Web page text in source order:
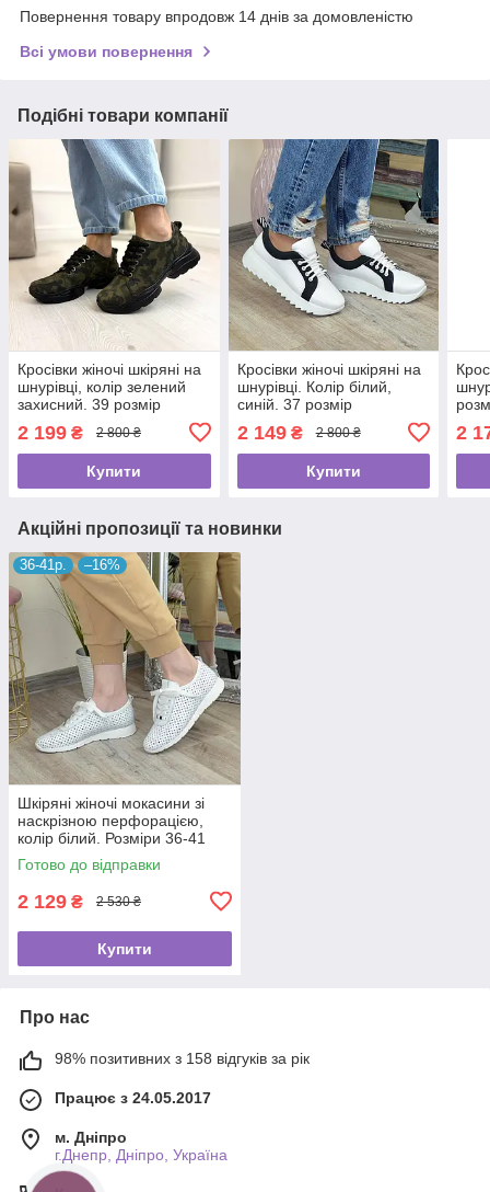
Повернення товару впродовж 14 днів за домовленістю
Всі умови повернення
Подібні товари компанії
Кросівки жіночі шкіряні на
шнурівці, колір зелений
захисний. 39 розмір
2 199 ₴ 2 800 ₴
Купити
Кросівки жіночі шкіряні на
шнурівці. Колір білий,
синій. 37 розмір
2 149₴ 2 800 ₴
Купити
2
Акційні пропозиції та новинки
36-41р. –16%
Шкіряні жіночі мокасини зі
наскрізною перфорацією,
колір білий. Розміри 36-41
Готово до відправки
2 129 ₴ 2 530 ₴
Купити
Про нас
98% позитивних з 158 відгуків за рік
Працює з 24.05.2017
м. Дніпро
г.Днепр, Дніпро, Україна